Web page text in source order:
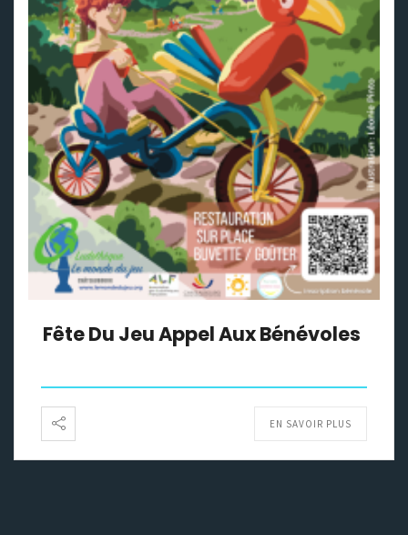
Fête Du Jeu Appel Aux Bénévoles
EN SAVOIR PLUS